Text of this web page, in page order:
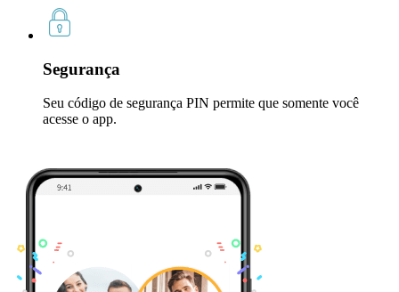
Segurança
Seu código de segurança PIN permite que somente você
acesse o app.